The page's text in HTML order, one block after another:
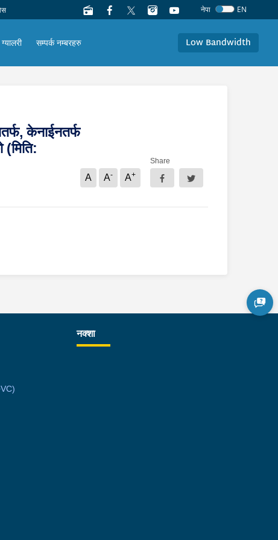
नेपा EN
ग्यालरी सम्पर्क नम्बरहरु Low Bandwidth
केनाईनतर्फ
(मिति:
A A- A+
Share
नक्शा